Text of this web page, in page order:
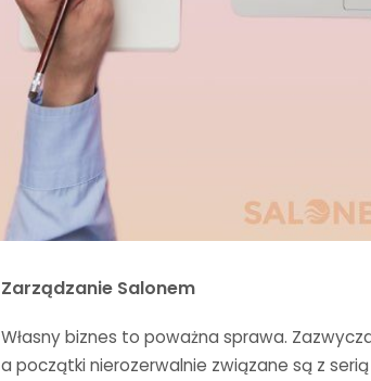
Zarządzanie Salonem
Własny biznes to poważna sprawa.
a początki nierozerwalnie związane są z